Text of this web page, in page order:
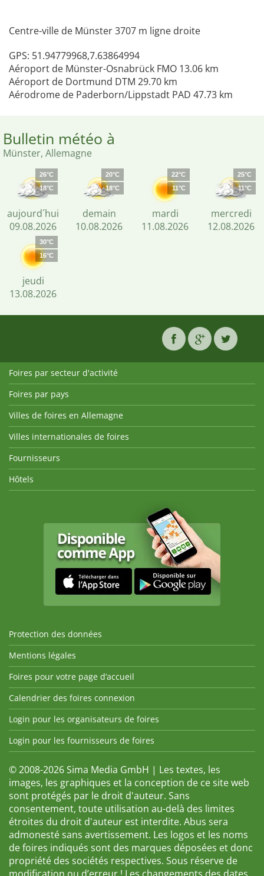
Centre-ville de Münster 3707 m ligne droite
GPS: 51.94779968,7.63864994
Aéroport de Münster-Osnabrück FMO 13.06 km
Aéroport de Dortmund DTM 29.70 km
Aérodrome de Paderborn/Lippstadt PAD 47.73 km
Bulletin météo à
Münster, Allemagne
26°C
18°C
aujourd´hui
09.08.2026
20°C
18°C
demain
10.08.2026
22°C
11°C
mardi
11.08.2026
25°C
11°C
mercredi
12.08.2026
30°C
16°C
jeudi
13.08.2026
Foires par secteur d'activité
Foires par pays
Villes de foires en Allemagne
Villes internationales de foires
Fournisseurs
Hôtels
Protection des données
Mentions légales
Foires pour votre page d’accueil
Calendrier des foires connexion
Login pour les organisateurs de foires
Login pour les fournisseurs de foires
© 2008-2026 Sima Media GmbH | Les textes, les
images, les graphiques et la conception de ce site web
sont protégés par le droit d'auteur. Sans
consentement, toute utilisation au-delà des limites
étroites du droit d'auteur est interdite. Abus sera
admonesté sans avertissement. Les logos et les noms
de foires indiqués sont des marques déposées et donc
propriété des sociétés respectives. Sous réserve de